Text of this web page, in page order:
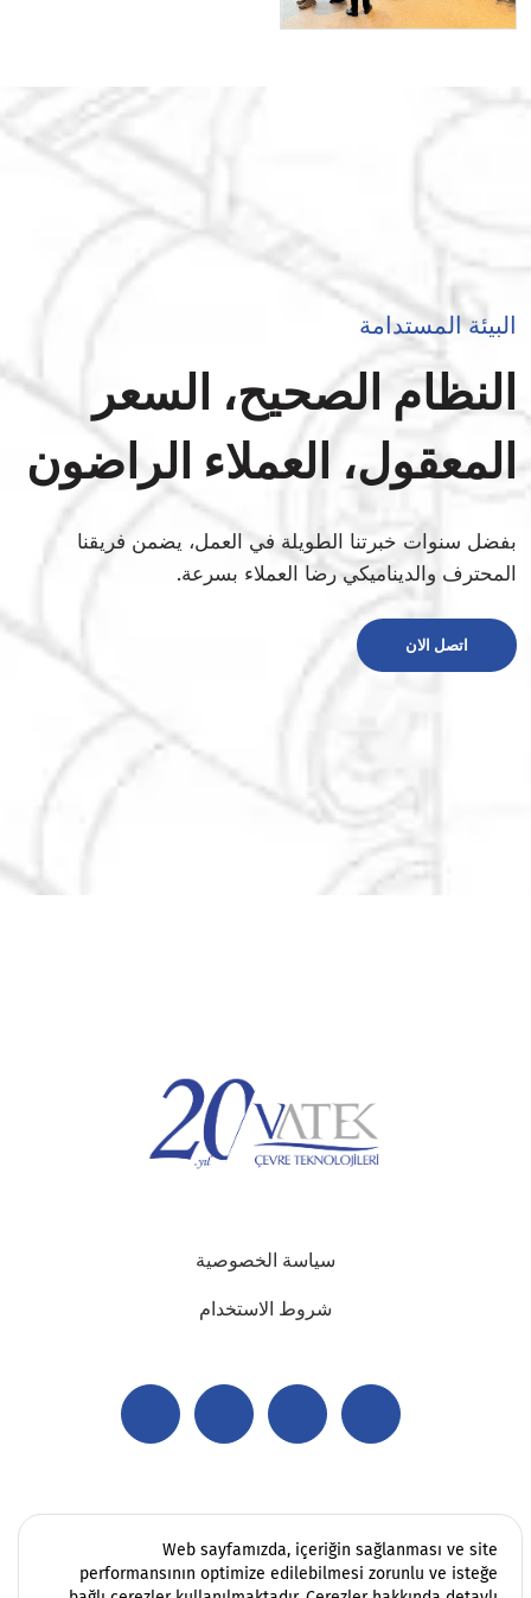
البيئة المستدامة
النظام الصحيح، السعر
المعقول، العملاء الراضون
بفضل سنوات خبرتنا الطويلة في العمل، يضمن فريقنا
المحترف والديناميكي رضا العملاء بسرعة.
اتصل الان
سياسة الخصوصية
شروط الاستخدام
Web sayfamızda, içeriğin sağlanması ve site
performansının optimize edilebilmesi zorunlu ve isteğe